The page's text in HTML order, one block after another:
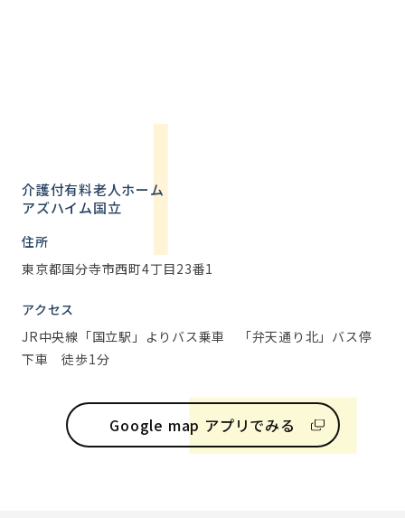
介護付有料老人ホーム
アズハイム国立
住所
東京都国分寺市西町4丁目23番1
アクセス
JR中央線「国立駅」よりバス乗車 「弁天通り北」バス停
下車 徒歩1分
Google map アプリでみる